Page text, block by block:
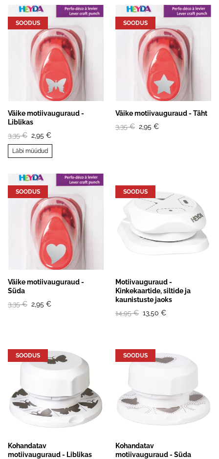
SOODUS
Väike motiivauguraud -
Liblikas
3,35 € 2,95 €
Läbi müüdud
SOODUS
Väike motiivauguraud - Täht
3,35 € 2,95 €
SOODUS
Väike motiivauguraud -
Süda
3,35 € 2,95 €
SOODUS
Motiivauguraud -
Kinkekaartide, siltide ja
kaunistuste jaoks
14,95 € 13,50 €
SOODUS
Kohandatav
motiivauguraud - Liblikas
SOODUS
Kohandatav
motiivauguraud - Süda